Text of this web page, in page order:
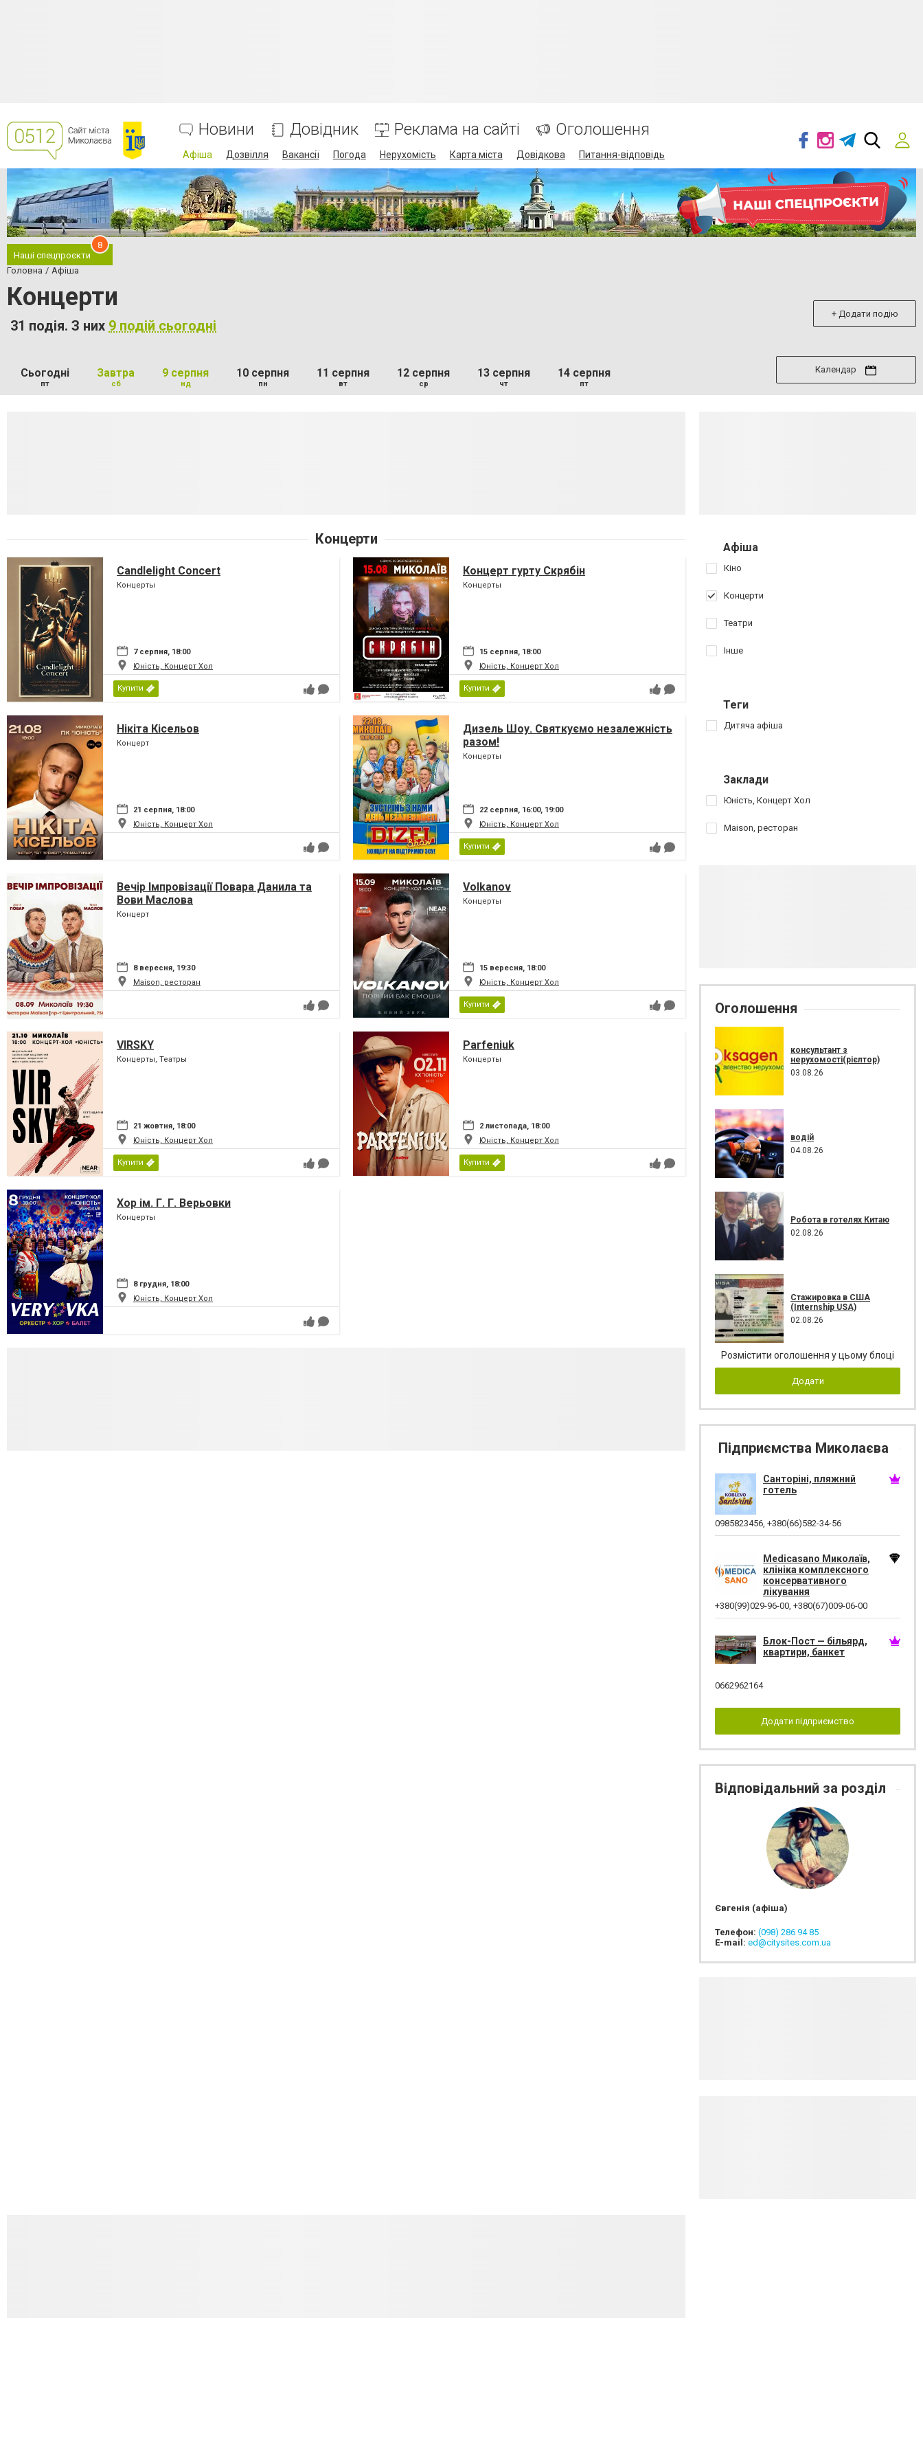
Новини Довідник Реклама на сайті Оголошення
Афіша Дозвілля Вакансії Погода Нерухомість Карта міста Довідкова Питання-відповідь
Наші спецпроєкти
8
Головна Афіша
Концерти
31 подія. З них 9 подій сьогодні
+ Додати подію
Сьогодні
пт
Завтра
сб
9 серпня
нд
10 серпня
пн
11 серпня
вт
12 серпня
ср
13 серпня
чт
14 серпня
пт
Календар
Концерти
Candlelight Concert
Концерты
7 серпня, 18:00
Юність, Концерт Хол
Купити
Концерт гурту Скрябін
Концерты
15 серпня, 18:00
Юність, Концерт Хол
Купити
Нікіта Кісельов
Концерт
21 серпня, 18:00
Юність, Концерт Хол
Дизель Шоу. Святкуємо незалежність
разом!
Концерты
22 серпня, 16:00, 19:00
Юність, Концерт Хол
Купити
Вечір Імпровізації Повара Данила та
Вови Маслова
Концерт
8 вересня, 19:30
Maison, ресторан
Volkanov
Концерты
15 вересня, 18:00
Юність, Концерт Хол
Купити
VIRSKY
Концерты, Театры
21 жовтня, 18:00
Юність, Концерт Хол
Купити
Parfeniuk
Концерты
2 листопада, 18:00
Юність, Концерт Хол
Купити
Хор ім. Г. Г. Верьовки
Концерты
8 грудня, 18:00
Юність, Концерт Хол
Афіша
Кіно
Концерти
Театри
Інше
Теги
Дитяча афіша
Заклади
Юність, Концерт Хол
Maison, ресторан
Оголошення
консультант з
нерухомості(рієлтор)
03.08.26
водій
04.08.26
Робота в готелях Китаю
02.08.26
Стажировка в США
(Internship USA)
02.08.26
Розмістити оголошення у цьому блоці
Додати
Підприємства Миколаєва
Санторіні, пляжний
готель
0985823456, +380(66)582-34-56
Medicasano Миколаїв,
клініка комплексного
консервативного
лікування
+380(99)029-96-00, +380(67)009-06-00
Блок-Пост — більярд,
квартири, банкет
0662962164
Додати підприємство
Відповідальний за розділ
Євгенія (афіша)
Телефон: (098) 286 94 85
E-mail: ed@citysites.com.ua